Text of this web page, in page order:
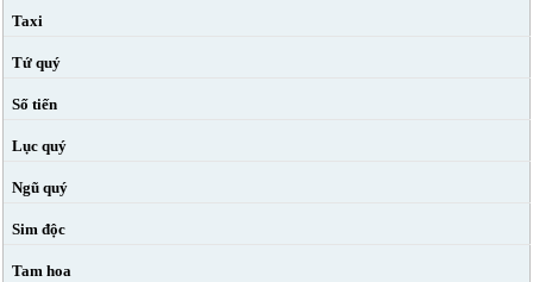
Taxi
Tứ quý
Số tiến
Lục quý
Ngũ quý
Sim độc
Tam hoa